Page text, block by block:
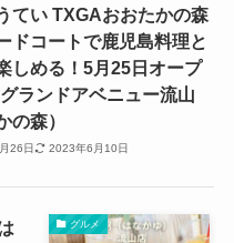
てい TXGAおおたかの森
ドコートで鹿児島料理と
しめる！5月25日オープ
ランドアベニュー流山
の森）
26日 2023年6月10日
グルメ